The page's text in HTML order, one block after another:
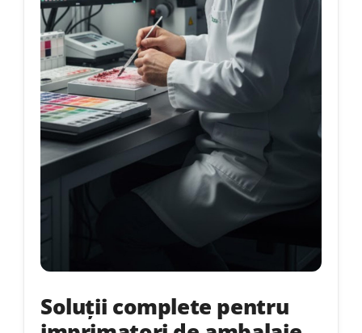
Soluții complete pentru